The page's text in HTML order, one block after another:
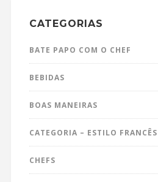
CATEGORIAS
BATE PAPO COM O CHEF
BEBIDAS
BOAS MANEIRAS
CATEGORIA – ESTILO FRANCÊS
CHEFS